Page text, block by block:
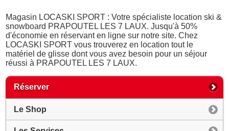
Magasin LOCASKI SPORT : Votre spécialiste location ski &
snowboard PRAPOUTEL LES 7 LAUX. Jusqu'à 50%
d'économie en réservant en ligne sur notre site. Chez
LOCASKI SPORT vous trouverez en location tout le
matériel de glisse dont vous avez besoin pour un séjour
réussi à PRAPOUTEL LES 7 LAUX.
Réserver
Le Shop